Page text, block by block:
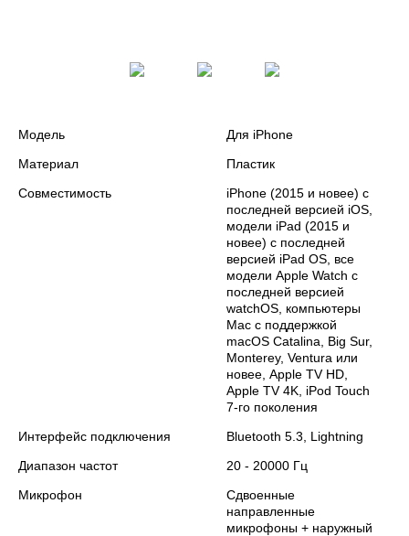
Модель
Для iPhone
Материал
Пластик
Совместимость
iPhone (2015 и новее) с
последней версией iOS,
модели iPad (2015 и
новее) с последней
версией iPad OS, все
модели Apple Watch с
последней версией
watchOS, компьютеры
Mac с поддержкой
macOS Catalina, Big Sur,
Monterey, Ventura или
новее, Apple TV HD,
Apple TV 4K, iPod Touch
7-го поколения
Интерфейс подключения
Bluetooth 5.3, Lightning
Диапазон частот
20 - 20000 Гц
Микрофон
Сдвоенные
направленные
микрофоны + наружный